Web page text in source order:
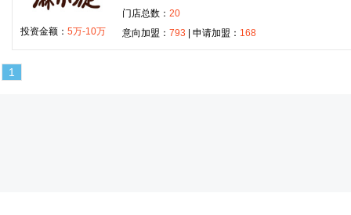
投资金额： 5万-10万
门店总数： 20
意向加盟： 793 | 申请加盟： 168
1